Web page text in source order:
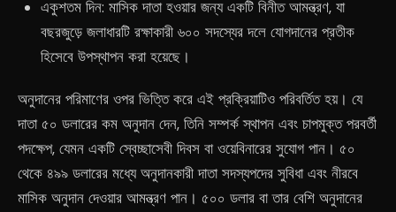
একুশতম দিন: মাসিক দাতা হওয়ার জন্য একটি বিনীত আমন্ত্রণ, যা
বছরজুড়ে জলাধারটি রক্ষাকারী ৬০০ সদস্যের দলে যোগদানের প্রতীক
হিসেবে উপস্থাপন করা হয়েছে।
অনুদানের পরিমাণের ওপর ভিত্তি করে এই প্রক্রিয়াটিও পরিবর্তিত হয়। যে
দাতা ৫০ ডলারের কম অনুদান দেন, তিনি সম্পর্ক স্থাপন এবং চাপমুক্ত পরবর্তী
পদক্ষেপ, যেমন একটি স্বেচ্ছাসেবী দিবস বা ওয়েবিনারের সুযোগ পান। ৫০
থেকে ৪৯৯ ডলারের মধ্যে অনুদানকারী দাতা সদস্যপদের সুবিধা এবং নীরবে
মাসিক অনুদান দেওয়ার আমন্ত্রণ পান। ৫০০ ডলার বা তার বেশি অনুদানের